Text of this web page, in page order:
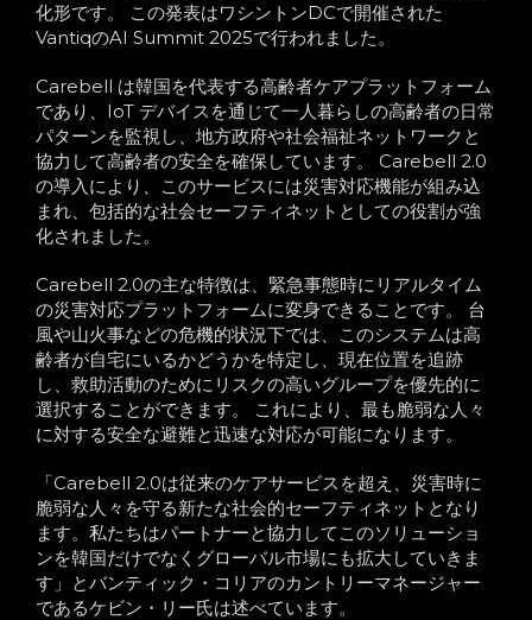
化形です。 この発表はワシントンDCで開催された
VantiqのAI Summit 2025で行われました。
Carebell は韓国を代表する高齢者ケアプラットフォーム
であり、IoT デバイスを通じて一人暮らしの高齢者の日常
パターンを監視し、地方政府や社会福祉ネットワークと
協力して高齢者の安全を確保しています。 Carebell 2.0
の導入により、このサービスには災害対応機能が組み込
まれ、包括的な社会セーフティネットとしての役割が強
化されました。
Carebell 2.0の主な特徴は、緊急事態時にリアルタイム
の災害対応プラットフォームに変身できることです。 台
風や山火事などの危機的状況下では、このシステムは高
齢者が自宅にいるかどうかを特定し、現在位置を追跡
し、救助活動のためにリスクの高いグループを優先的に
選択することができます。 これにより、最も脆弱な人々
に対する安全な避難と迅速な対応が可能になります。
「Carebell 2.0は従来のケアサービスを超え、災害時に
脆弱な人々を守る新たな社会的セーフティネットとなり
ます。私たちはパートナーと協力してこのソリューショ
ンを韓国だけでなくグローバル市場にも拡大していきま
す」とバンティック・コリアのカントリーマネージャー
であるケビン・リー氏は述べています。